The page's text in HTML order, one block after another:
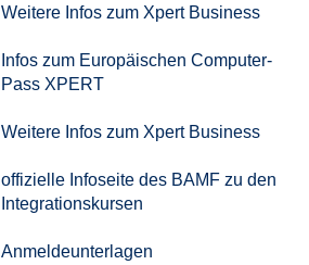
Weitere Infos zum Xpert Business
Infos zum Europäischen Computer-
Pass XPERT
Weitere Infos zum Xpert Business
offizielle Infoseite des BAMF zu den
Integrationskursen
Anmeldeunterlagen